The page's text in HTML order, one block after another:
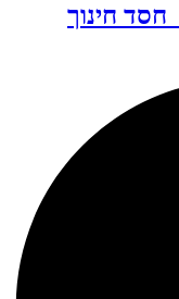
חסד חינוך